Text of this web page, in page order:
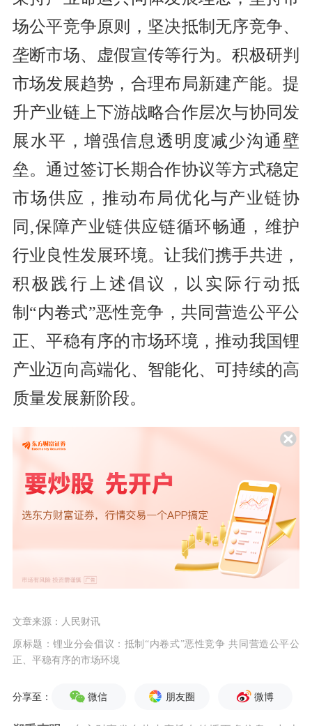
场公平竞争原则，坚决抵制无序竞争、
垄断市场、虚假宣传等行为。积极研判
市场发展趋势，合理布局新建产能。提
升产业链上下游战略合作层次与协同发
展水平，增强信息透明度减少沟通壁
垒。通过签订长期合作协议等方式稳定
市场供应，推动布局优化与产业链协
同,保障产业链供应链循环畅通，维护
行业良性发展环境。让我们携手共进，
积极践行上述倡议，以实际行动抵
制“内卷式”恶性竞争，共同营造公平公
正、平稳有序的市场环境，推动我国锂
产业迈向高端化、智能化、可持续的高
质量发展新阶段。
文章来源：人民财讯
原标题：锂业分会倡议：抵制“内卷式”恶性竞争 共同营造公平公
正、平稳有序的市场环境
分享至： 微信 朋友圈 微博